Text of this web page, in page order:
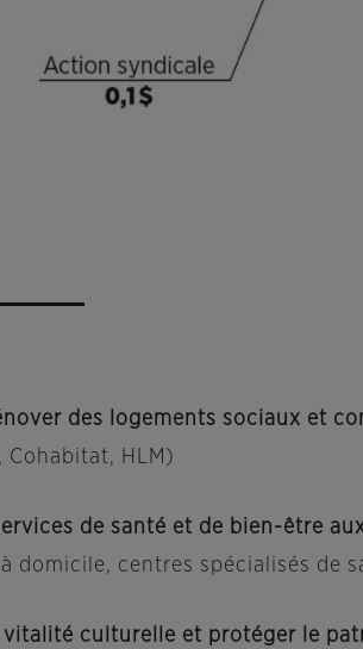
des logements sociaux et
Cohabitat, HLM)
de santé et de bien-être
domicile, centres spécialisés de
vitalité culturelle et protéger le